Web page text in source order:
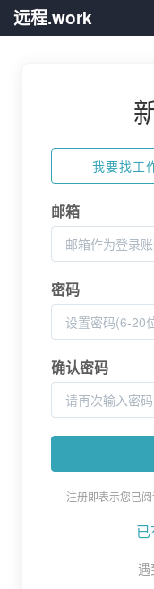
远程.work
我要找工
邮箱
密码
确认密码
注册即表示您已
遇